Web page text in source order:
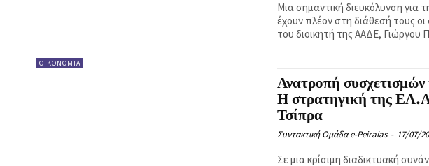
ΟΙΚΟΝΟΜΙΑ
Μια σημαντική διευκόλυνση
έχουν πλέον στη διάθεσή τους
του διοικητή της ΑΑΔΕ, Γιώργου
Ανατροπή συσχετισμών
Η στρατηγική της
Τσίπρα
Συντακτική Ομάδα e-Peiraias - 17/07/
Σε μια κρίσιμη διαδικτυακή